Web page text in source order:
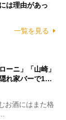
は理由があっ
一覧を見る
ーニ」「山崎」
れ家バーで1…
お酒にはまた格